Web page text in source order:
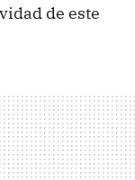
de este